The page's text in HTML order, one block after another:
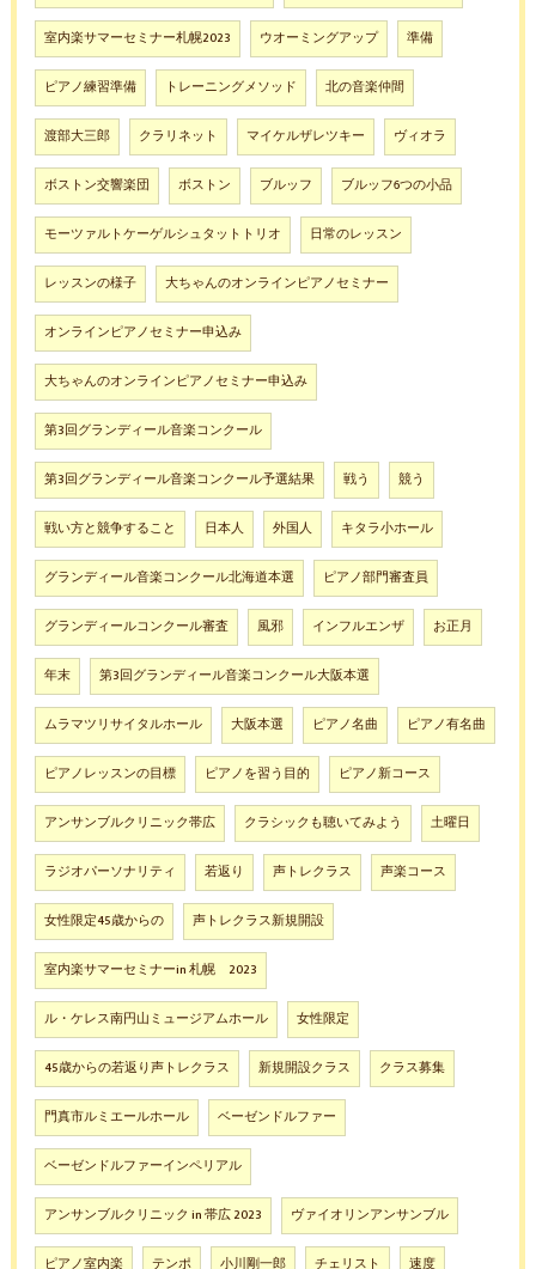
室内楽サマーセミナー札幌2023 ウオーミングアップ 準備
ピアノ練習準備 トレーニングメソッド 北の音楽仲間
渡部大三郎 クラリネット マイケルザレツキー ヴィオラ
ボストン交響楽団 ボストン ブルッフ ブルッフ6つの小品
モーツァルトケーゲルシュタットトリオ 日常のレッスン
レッスンの様子 大ちゃんのオンラインピアノセミナー
オンラインピアノセミナー申込み
大ちゃんのオンラインピアノセミナー申込み
第3回グランディール音楽コンクール
第3回グランディール音楽コンクール予選結果 戦う 競う
戦い方と競争すること 日本人 外国人 キタラ小ホール
グランディール音楽コンクール北海道本選 ピアノ部門審査員
グランディールコンクール審査 風邪 インフルエンザ お正月
年末 第3回グランディール音楽コンクール大阪本選
ムラマツリサイタルホール 大阪本選 ピアノ名曲 ピアノ有名曲
ピアノレッスンの目標 ピアノを習う目的 ピアノ新コース
アンサンブルクリニック帯広 クラシックも聴いてみよう 土曜日
ラジオパーソナリティ 若返り 声トレクラス 声楽コース
女性限定45歳からの 声トレクラス新規開設
室内楽サマーセミナーin 札幌 2023
ル・ケレス南円山ミュージアムホール 女性限定
45歳からの若返り声トレクラス 新規開設クラス クラス募集
門真市ルミエールホール ベーゼンドルファー
ベーゼンドルファーインペリアル
アンサンブルクリニック in 帯広 2023 ヴァイオリンアンサンブル
ピアノ室内楽 テンポ 小川剛一郎 チェリスト 速度